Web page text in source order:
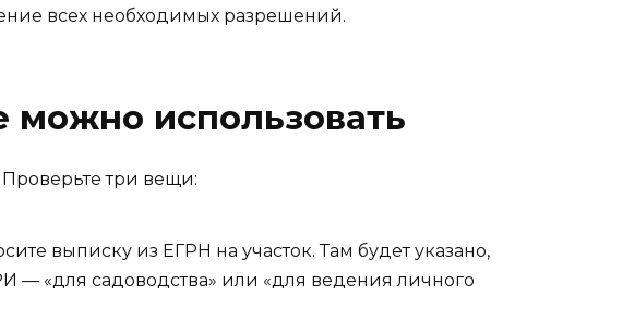
всех необходимых разрешений.
можно использовать
три вещи:
выписку из ЕГРН на участок. Там будет указано,
— «для садоводства» или «для ведения личного